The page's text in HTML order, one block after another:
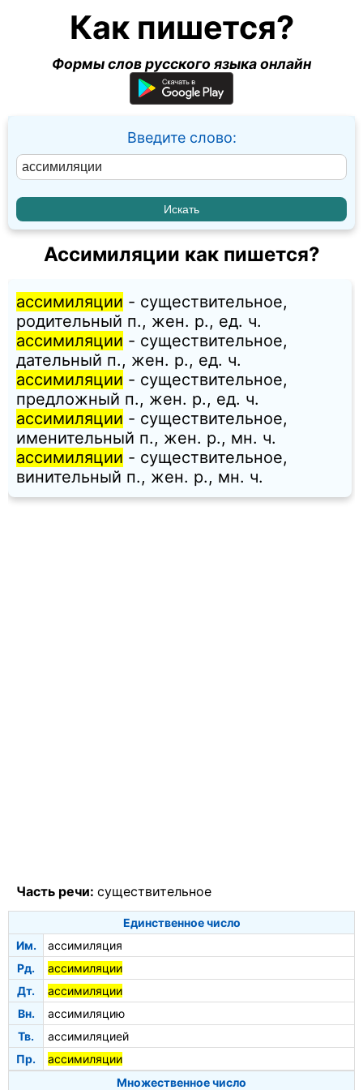
Как пишется?
Формы слов русского языка онлайн
Введите слово:
Ассимиляции как пишется?
ассимиляции - существительное,
родительный п., жен. p., ед. ч.
ассимиляции - существительное,
дательный п., жен. p., ед. ч.
ассимиляции - существительное,
предложный п., жен. p., ед. ч.
ассимиляции - существительное,
именительный п., жен. p., мн. ч.
ассимиляции - существительное,
винительный п., жен. p., мн. ч.
Часть речи: существительное
Единственное число
Им.
ассимиляция
Рд.
ассимиляции
Дт.
ассимиляции
Вн.
ассимиляцию
Тв.
ассимиляцией
Пр.
ассимиляции
Множественное число